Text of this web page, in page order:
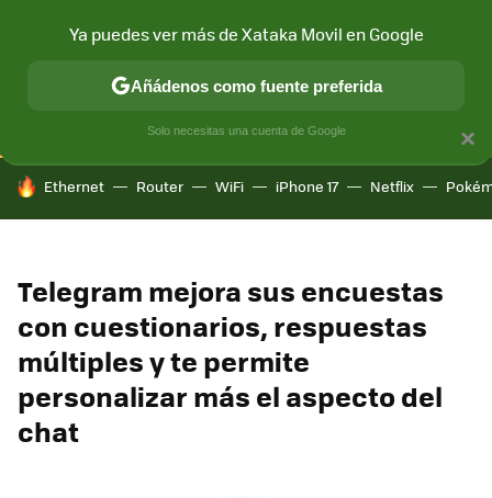
CONECTIVIDAD MÓVIL Y SOCIEDAD APLICACIONES
HOY SE HABLA DE
Ethernet Router WiFi iPhone 17 Netflix
Telegram mejora sus encuestas
con cuestionarios, respuestas
múltiples y te permite
personalizar más el aspecto del
chat
×
Ya puedes ver más de Xataka Movil en Google
Añádenos como fuente preferida
Solo necesitas una cuenta de Google